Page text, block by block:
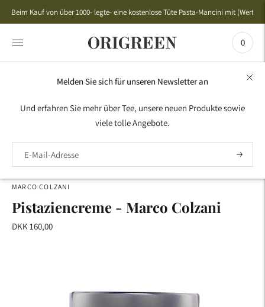
Beim Kauf von über 1000- legte- eine kostenlose Tüte Pasta-Mancini mit (Wert
0
MARCO COLZANI
Pistaziencreme - Marco Colzani
DKK 160,00
Melden Sie sich für unseren Newsletter an
Und erfahren Sie mehr über Tee, unsere neuen Produkte sowie
viele tolle Angebote.